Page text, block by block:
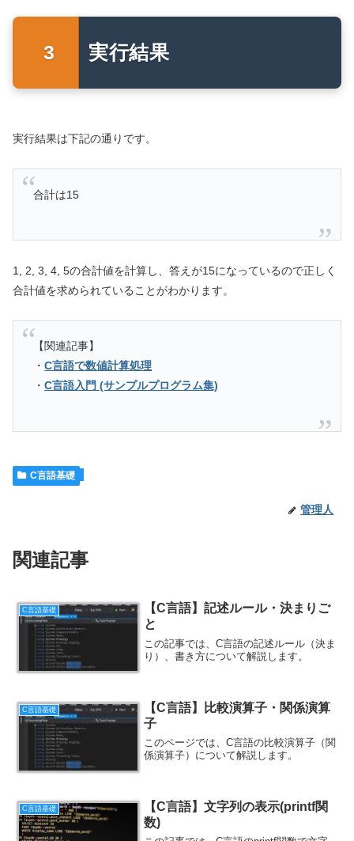
実行結果
実行結果は下記の通りです。
合計は15
1, 2, 3, 4, 5の合計値を計算し、答えが15になっているので正しく
合計値を求められていることがわかります。
【関連記事】
・C言語で数値計算処理
・C言語入門 (サンプルプログラム集)
C言語基礎
管理人
関連記事
C言語基礎
【C言語】記述ルール・決まりご
と
この記事では、C言語の記述ルール（決ま
り）、書き方について解説します。
C言語基礎
【C言語】比較演算子・関係演算
子
このページでは、C言語の比較演算子（関
係演算子）について解説します。
C言語基礎
【C言語】文字列の表示(printf関
数)